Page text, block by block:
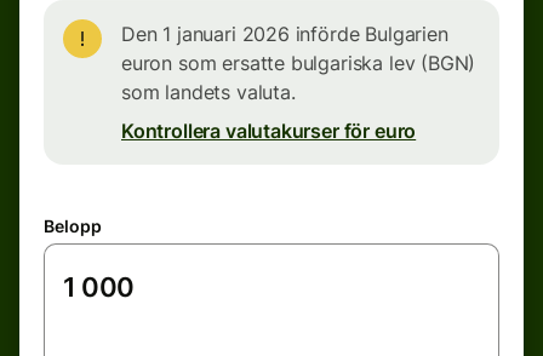
Den 1 januari 2026 införde Bulgarien
euron som ersatte bulgariska lev (BGN)
som landets valuta.
Kontrollera valutakurser för euro
Belopp